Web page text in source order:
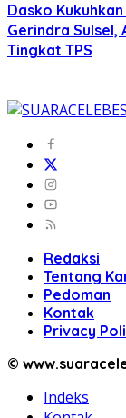
Dasko
Gerindra Sulsel,
Tingkat TPS
Redaksi
Tentang
Pedoman
Kontak
Privacy
©
Indeks